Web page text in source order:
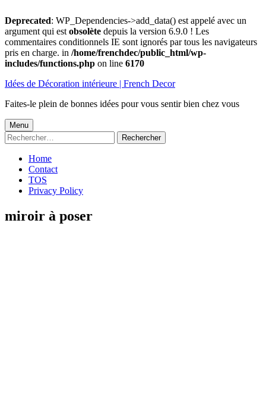
Deprecated: WP_Dependencies->add_data() est appelé avec un
argument qui est obsolète depuis la version 6.9.0 ! Les
commentaires conditionnels IE sont ignorés par tous les navigateurs
pris en charge. in /home/frenchdec/public_html/wp-
includes/functions.php on line 6170
au
Idées de Décoration intérieure | French Decor
Faites-le plein de bonnes idées pour vous sentir bien chez vous
Menu
principal
Menu
Rechercher :
Home
Contact
TOS
Privacy Policy
miroir à poser